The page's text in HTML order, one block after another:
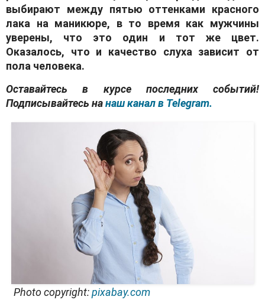
выбирают между пятью оттенками красного
лака на маникюре, в то время как мужчины
уверены, что это один и тот же цвет.
Оказалось, что и качество слуха зависит от
пола человека.
Оставайтесь в курсе последних событий!
Подписывайтесь нанаш канал в Telegram.
Photo copyright:pixabay.com